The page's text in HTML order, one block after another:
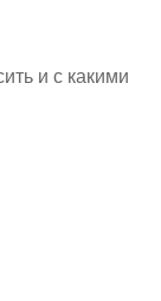
и с какими